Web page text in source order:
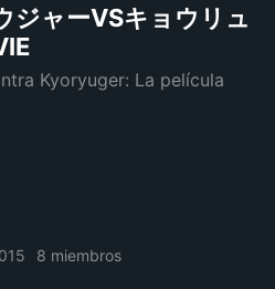
ジャーVSキョウリュ
Kyoryuger: La película
8 miembros